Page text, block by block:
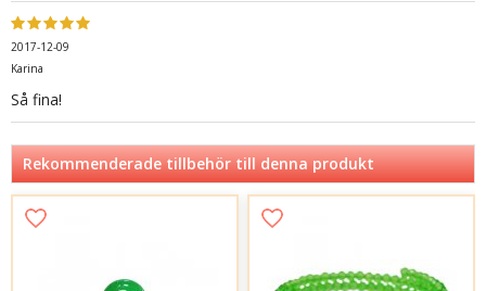
2017-12-09
Karina
Så fina!
Rekommenderade tillbehör till denna produkt